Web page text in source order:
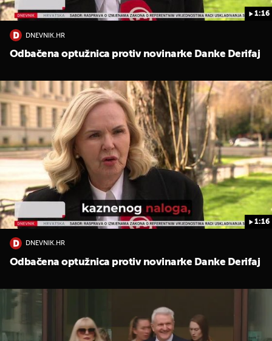
1:16
DNEVNIK.HR
Odbačena optužnica protiv novinarke Danke Derifaj
1:16
DNEVNIK.HR
Odbačena optužnica protiv novinarke Danke Derifaj